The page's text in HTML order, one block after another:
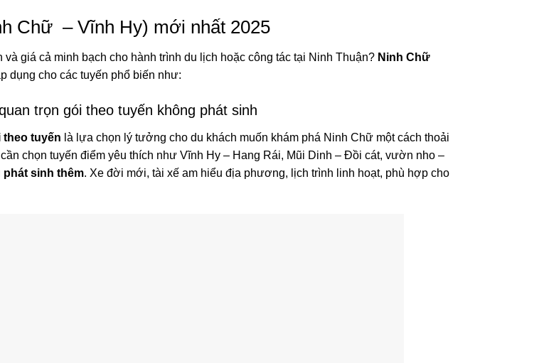
Chữ – Vĩnh Hy) mới nhất 2025
và giá cả minh bạch cho hành trình du lịch hoặc công tác tại Ninh Thuận? Ninh Chữ
dụng cho các tuyến phổ biến như:
trọn gói theo tuyến không phát sinh
theo tuyến là lựa chọn lý tưởng cho du khách muốn khám phá Ninh Chữ một cách thoải
chọn tuyến điểm yêu thích như Vĩnh Hy – Hang Rái, Mũi Dinh – Đồi cát, vườn nho –
phát sinh thêm. Xe đời mới, tài xế am hiểu địa phương, lịch trình linh hoạt, phù hợp cho